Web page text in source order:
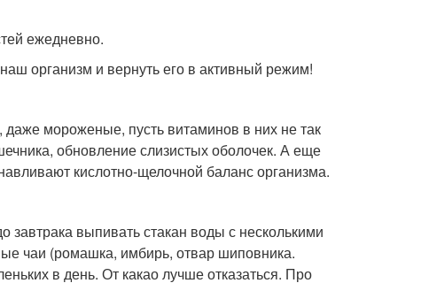
ежедневно.
организм и вернуть его в активный режим!
мороженые, пусть витаминов в них не так
обновление слизистых оболочек. А еще
кислотно-щелочной баланс организма.
завтрака выпивать стакан воды с несколькими
чаи (ромашка, имбирь, отвар шиповника.
в день. От какао лучше отказаться. Про